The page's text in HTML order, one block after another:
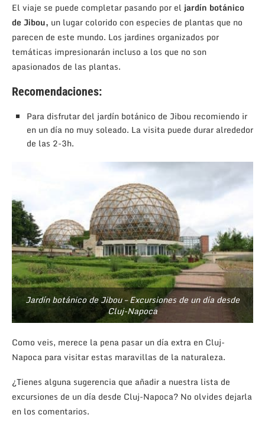
El viaje se puede completar pasando por el jardín botánico
de Jibou, un lugar colorido con especies de plantas que no
parecen de este mundo. Los jardines organizados por
temáticas impresionarán incluso a los que no son
apasionados de las plantas.
Recomendaciones:
Para disfrutar del jardín botánico de Jibou recomiendo ir
en un día no muy soleado. La visita puede durar alrededor
de las 2-3h.
Jardín botánico de Jibou – Excursiones de un día desde
Cluj-Napoca
Como veis, merece la pena pasar un día extra en Cluj-
Napoca para visitar estas maravillas de la naturaleza.
¿Tienes alguna sugerencia que añadir a nuestra lista de
excursiones de un día desde Cluj-Napoca? No olvides dejarla
en los comentarios.